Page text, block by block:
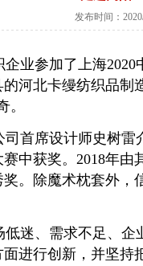
发布时间：
业参加了上海
河北卡缦纺织品
。
首席设计师史树雷
中获奖。2018年由
。除魔术枕套外
迷、需求不足、企
进行创新，并坚